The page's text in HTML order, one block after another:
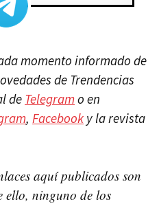
momento informado de
de Trendencias
de Telegramo en
, Facebook y la revista
aquí publicados son
ello, ninguno de los